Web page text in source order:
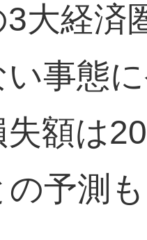
大経済
事態
額は
の予測